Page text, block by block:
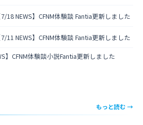
7/18 NEWS】CFNM体験談 Fantia更新しました
7/11 NEWS】CFNM体験談 Fantia更新しました
】CFNM体験談小説Fantia更新しました
もっと読む →